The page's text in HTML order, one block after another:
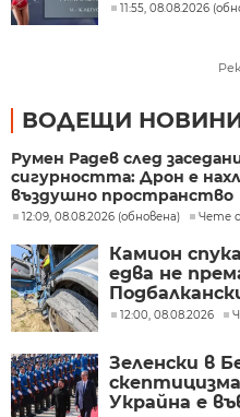
11:55, 08.08.2026
ВОДЕЩИ
Румен Радев след
сигурността: Дрон е
въздушно пространство
12:09, 08.08.2026 (обновена) Чете
Камион
едва не
12:00, 08.08.2026
Зеленски в
Украйна е